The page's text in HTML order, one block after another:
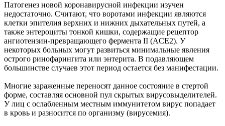
Патогенез новой коронавирусной инфекции изучен
недостаточно. Считают, что воротами инфекции являются
клетки эпителия верхних и нижних дыхательных путей, а
также энтероциты тонкой кишки, содержащие рецептор
ангиотензин-превращающего фермента II (ACE2). У
некоторых больных могут развиться минимальные явления
острого ринофарингита или энтерита. В подавляющем
большинстве случаев этот период остается без манифестации.
Многие зараженные переносят данное состояние в стертой
форме, составляя основной пул скрытых вирусовыделителей.
У лиц с ослабленным местным иммунитетом вирус попадает
в кровь и разносится по организму (вирусемия).